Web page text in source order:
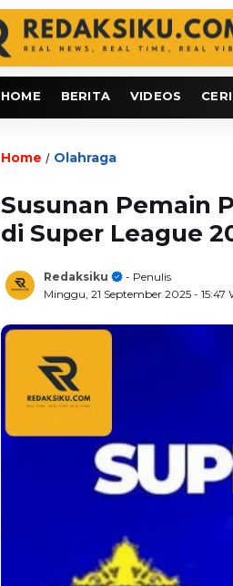
HOME BERITA VIDEOS
Home / Olahraga
Susunan Pemain
di Super League
Redaksiku
- Penulis
Minggu, 21 September 2025 - 15:47